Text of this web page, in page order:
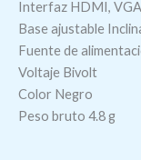
Interfaz HDMI, VGA
Base ajustable
Fuente de
Voltaje Bivolt
Color Negro
Peso bruto 4.8 g